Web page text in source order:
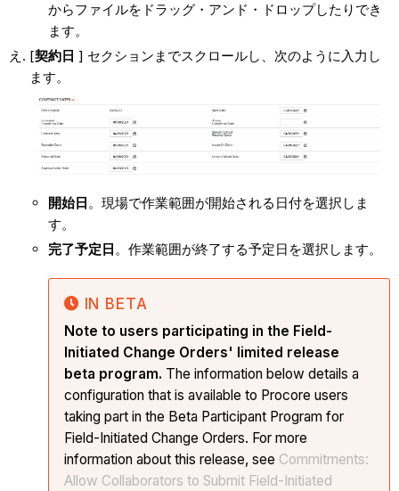
からファイルをドラッグ・アンド・ドロップしたりでき
ます。
[契約日 ] セクションまでスクロールし、次のように入力し
ます。
開始日 。現場で作業範囲が開始される日付を選択しま
す。
完了予定日。作業範囲が終了する予定日を選択します。
IN BETA
Note to users participating in the Field-
Initiated Change Orders' limited release
beta program. The information below details a
configuration that is available to Procore users
taking part in the Beta Participant Program for
Field-Initiated Change Orders. For more
information about this release, see Commitments:
Allow Collaborators to Submit Field-Initiated